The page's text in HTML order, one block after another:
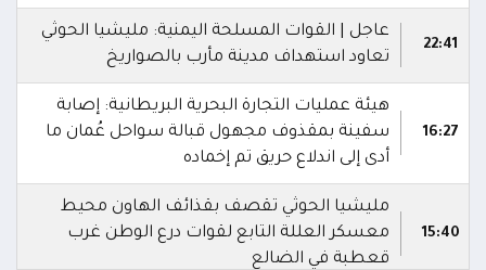
22:41
عاجل | القوات المسلحة اليمنية: مليشيا الحوثي
تعاود استهداف مدينة مأرب بالصواريخ
16:27
هيئة عمليات التجارة البحرية البريطانية: إصابة
سفينة بمقذوف مجهول قبالة سواحل عُمان ما
أدى إلى اندلاع حريق تم إخماده
15:40
مليشيا الحوثي تقصف بقذائف الهاون محيط
معسكر العللة التابع لقوات درع الوطن غرب
قعطبة في الضالع